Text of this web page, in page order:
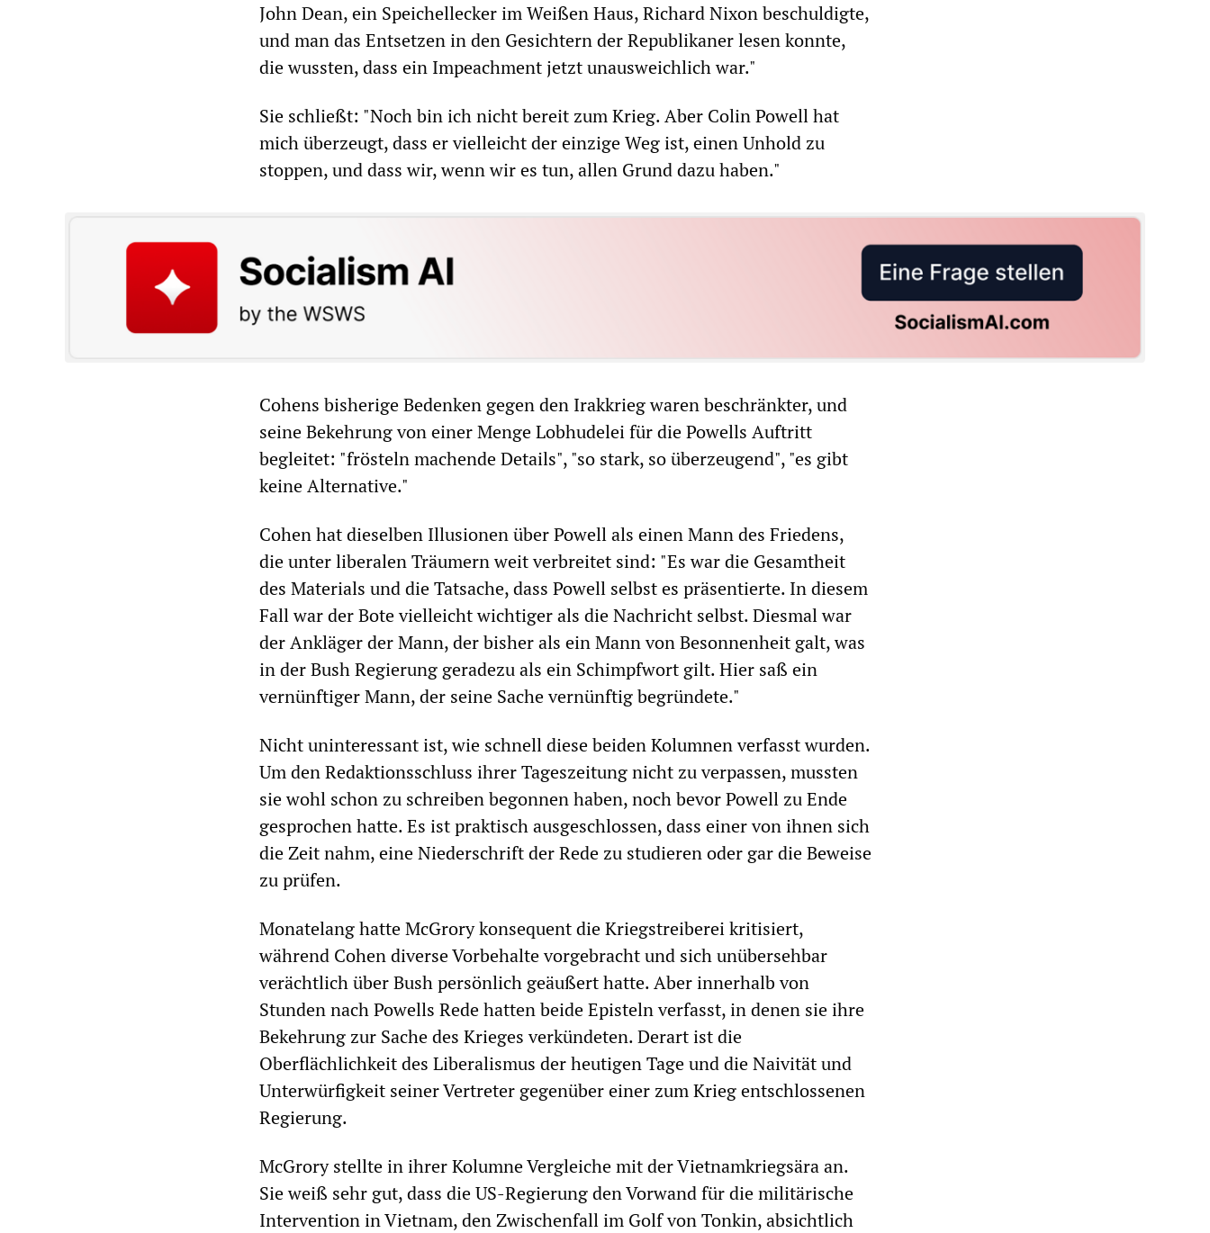
John Dean, ein Speichellecker im Weißen Haus, Richard Nixon beschuldigte,
und man das Entsetzen in den Gesichtern der Republikaner lesen konnte,
die wussten, dass ein Impeachment jetzt unausweichlich war."
Sie schließt: "Noch bin ich nicht bereit zum Krieg. Aber Colin Powell hat
mich überzeugt, dass er vielleicht der einzige Weg ist, einen Unhold zu
stoppen, und dass wir, wenn wir es tun, allen Grund dazu haben."
Cohens bisherige Bedenken gegen den Irakkrieg waren beschränkter, und
seine Bekehrung von einer Menge Lobhudelei für die Powells Auftritt
begleitet: "frösteln machende Details", "so stark, so überzeugend", "es gibt
keine Alternative."
Cohen hat dieselben Illusionen über Powell als einen Mann des Friedens,
die unter liberalen Träumern weit verbreitet sind: "Es war die Gesamtheit
des Materials und die Tatsache, dass Powell selbst es präsentierte. In diesem
Fall war der Bote vielleicht wichtiger als die Nachricht selbst. Diesmal war
der Ankläger der Mann, der bisher als ein Mann von Besonnenheit galt, was
in der Bush Regierung geradezu als ein Schimpfwort gilt. Hier saß ein
vernünftiger Mann, der seine Sache vernünftig begründete."
Nicht uninteressant ist, wie schnell diese beiden Kolumnen verfasst wurden.
Um den Redaktionsschluss ihrer Tageszeitung nicht zu verpassen, mussten
sie wohl schon zu schreiben begonnen haben, noch bevor Powell zu Ende
gesprochen hatte. Es ist praktisch ausgeschlossen, dass einer von ihnen sich
die Zeit nahm, eine Niederschrift der Rede zu studieren oder gar die Beweise
zu prüfen.
Monatelang hatte McGrory konsequent die Kriegstreiberei kritisiert,
während Cohen diverse Vorbehalte vorgebracht und sich unübersehbar
verächtlich über Bush persönlich geäußert hatte. Aber innerhalb von
Stunden nach Powells Rede hatten beide Episteln verfasst, in denen sie ihre
Bekehrung zur Sache des Krieges verkündeten. Derart ist die
Oberflächlichkeit des Liberalismus der heutigen Tage und die Naivität und
Unterwürfigkeit seiner Vertreter gegenüber einer zum Krieg entschlossenen
Regierung.
McGrory stellte in ihrer Kolumne Vergleiche mit der Vietnamkriegsära an.
Sie weiß sehr gut, dass die US-Regierung den Vorwand für die militärische
Intervention in Vietnam, den Zwischenfall im Golf von Tonkin, absichtlich